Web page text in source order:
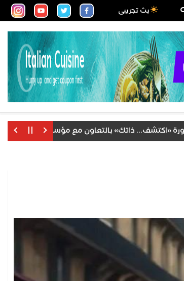
بث تجريبى
ذاتك» بالتعاون مع مؤسسة العلوم الإنسانية